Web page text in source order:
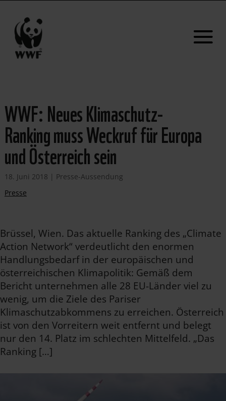
WWF: Neues Klimaschutz-
Ranking muss Weckruf für Europa
und Österreich sein
18. Juni 2018 | Presse-Aussendung
Presse
Brüssel, Wien. Das aktuelle Ranking des „Climate
Action Network“ verdeutlicht den enormen
Handlungsbedarf in der europäischen und
österreichischen Klimapolitik: Gemäß dem
Bericht unternehmen alle 28 EU-Länder viel zu
wenig, um die Ziele des Pariser
Klimaschutzabkommens zu erreichen. Österreich
ist von den Vorreitern weit entfernt und belegt
nur den 14. Platz im schlechten Mittelfeld. „Das
Ranking […]